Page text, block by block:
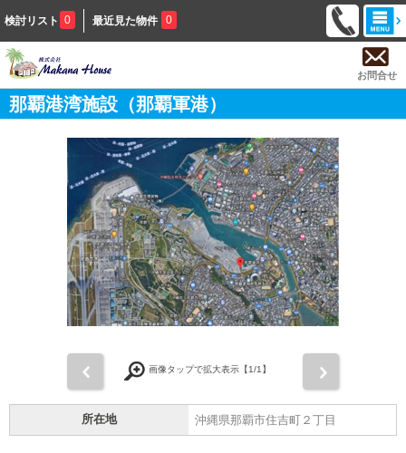
検討リスト 0 最近見た物件 0
お問合せ
那覇港湾施設（那覇軍港）
画像タップで拡大表示【1/1】
所在地 沖縄県那覇市住吉町２丁目